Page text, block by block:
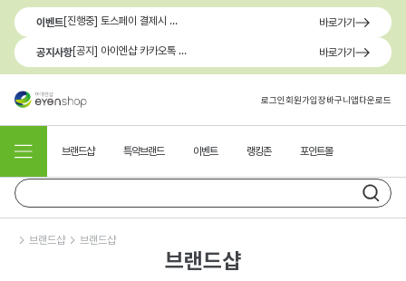
이벤트 [진행중] 토스페이 결제시 최대 1.3만원 혜택 바로가기
공지사항 [공지] 아이엔샵 카카오톡 1:1 문의 채널 이용 안내 바로가기
로그인회원가입장바구니앱다운로드
브랜드샵 특약브랜드 이벤트 랭킹존 포인트몰
브랜드샵 브랜드샵
브랜드샵